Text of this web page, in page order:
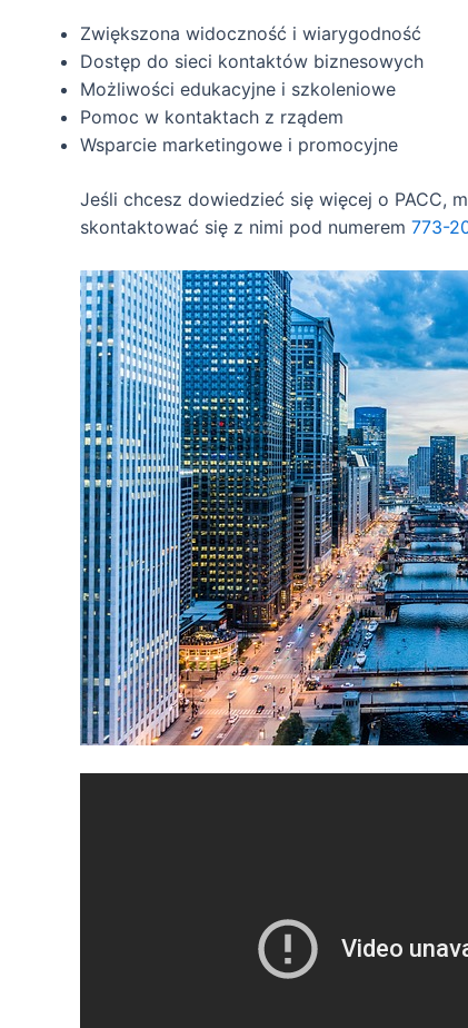
Zwiększona widoczność i wiarygodność
Dostęp do sieci kontaktów biznesowych
Możliwości edukacyjne i szkoleniowe
Pomoc w kontaktach z rządem
Wsparcie marketingowe i promocyjne
Jeśli chcesz dowiedzieć się więcej o PACC,
skontaktować się z nimi pod numerem 773-